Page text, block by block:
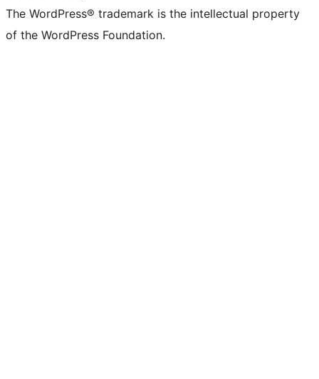
The WordPress® trademark is the intellectual property
of the WordPress Foundation.